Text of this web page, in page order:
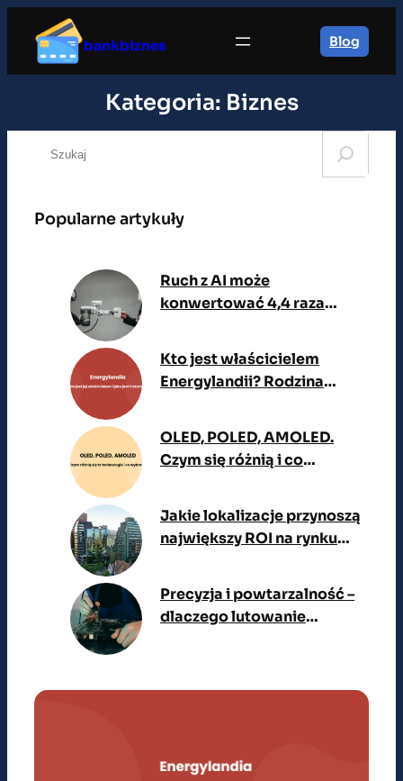
treści
bankbiznes Blog
Kategoria: Biznes
r
Popularne artykuły
Ruch z AI może
konwertować 4,4 raza
SEO i e-commerce?
Kto jest właścicielem
Energylandii? Rodzina
milionów złotych
OLED, POLED, AMOLED.
Czym się różnią i co
Jakie lokalizacje przynoszą
największy ROI na rynku
krótkoterminowego w
dużych miastach?
Precyzja i powtarzalność –
dlaczego lutowanie